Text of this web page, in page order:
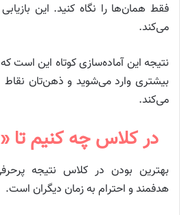
فقط همان‌ها را نگاه کنید. این
می‌کند.
نتیجه این آماده‌سازی کوتاه این است
بیشتری وارد می‌شوید و ذهن‌تان نقاط
می‌کند.
در کلاس چه کنیم تا
بهترین بودن در کلاس نتیجه
هدفمند و احترام به زمان دیگران است.